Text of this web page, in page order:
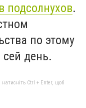
подсолнухов.
по этому
день.
Ctrl + Enter, щоб